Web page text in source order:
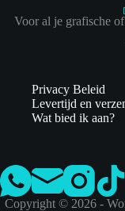
Voor al je grafische
Privacy Beleid
Levertijd en
Wat bied ik aan?
Copyright © 2026 -